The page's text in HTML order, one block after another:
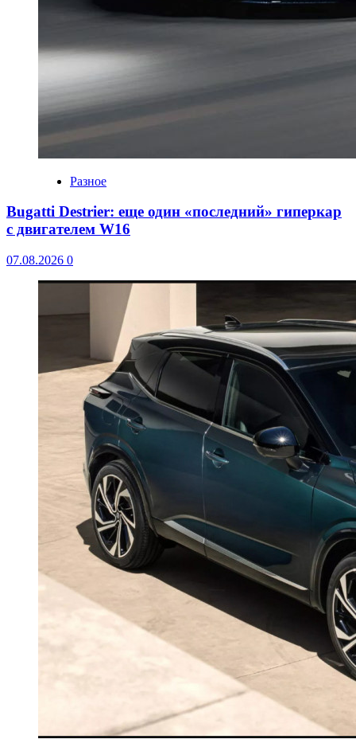
Разное
Bugatti Destrier: еще один «последний» гиперкар
с двигателем W16
07.08.2026 0